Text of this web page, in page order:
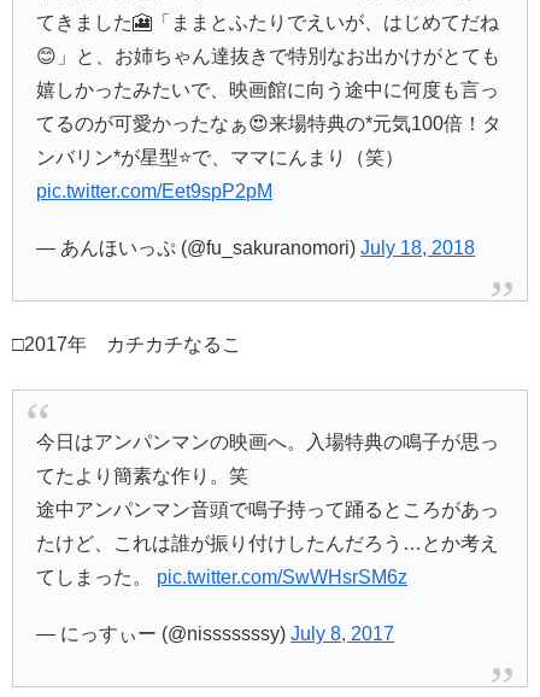
てきました🎦「ままとふたりでえいが、はじめてだね
😊」と、お姉ちゃん達抜きで特別なお出かけがとても
嬉しかったみたいで、映画館に向う途中に何度も言っ
てるのが可愛かったなぁ😍来場特典の*元気100倍！タ
ンバリン*が星型⭐で、ママにんまり（笑）
pic.twitter.com/Eet9spP2pM
— あんほいっぷ (@fu_sakuranomori)July 18, 2018
□2017年 カチカチなるこ
今日はアンパンマンの映画へ。入場特典の鳴子が思っ
てたより簡素な作り。笑
途中アンパンマン音頭で鳴子持って踊るところがあっ
たけど、これは誰が振り付けしたんだろう…とか考え
てしまった。 pic.twitter.com/SwWHsrSM6z
— にっすぃー (@nisssssssy)July 8, 2017